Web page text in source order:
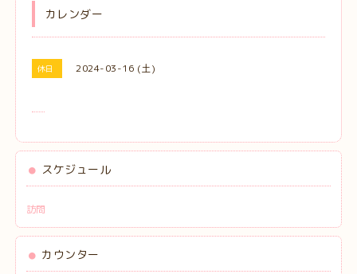
カレンダー
休日 2024-03-16 (土)
スケジュール
訪問
カウンター